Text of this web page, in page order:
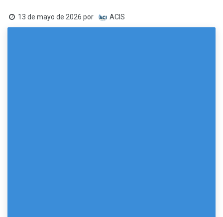
13 de mayo de 2026 por ACIS